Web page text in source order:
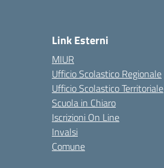
Link Esterni
MIUR
Ufficio Scolastico Regionale
Ufficio Scolastico Territoriale
Scuola in Chiaro
Iscrizioni On Line
Invalsi
Comune